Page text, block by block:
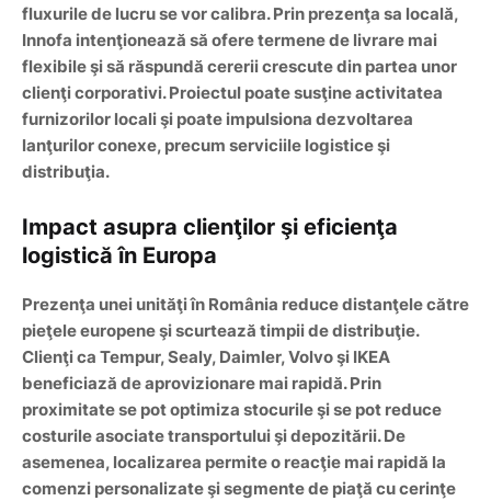
fluxurile de lucru se vor calibra. Prin prezenţa sa locală,
Innofa intenţionează să ofere termene de livrare mai
flexibile şi să răspundă cererii crescute din partea unor
clienţi corporativi. Proiectul poate susţine activitatea
furnizorilor locali şi poate impulsiona dezvoltarea
lanţurilor conexe, precum serviciile logistice şi
distribuţia.
Impact asupra clienţilor şi eficienţa
logistică în Europa
Prezenţa unei unităţi în România reduce distanţele către
pieţele europene şi scurtează timpii de distribuţie.
Clienţi ca Tempur, Sealy, Daimler, Volvo şi IKEA
beneficiază de aprovizionare mai rapidă. Prin
proximitate se pot optimiza stocurile şi se pot reduce
costurile asociate transportului şi depozitării. De
asemenea, localizarea permite o reacţie mai rapidă la
comenzi personalizate şi segmente de piaţă cu cerinţe